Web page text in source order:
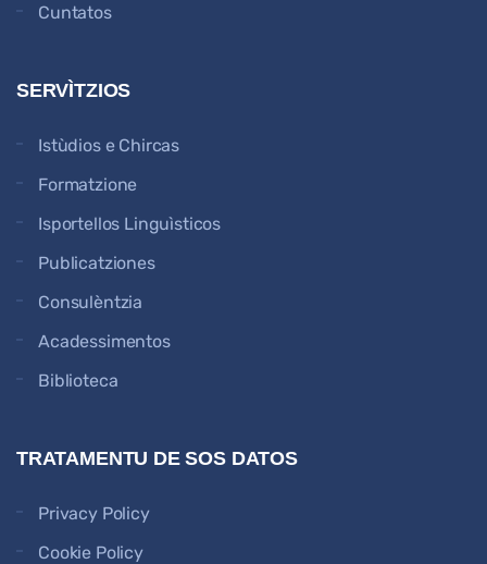
Cuntatos
SERVÌTZIOS
Istùdios e Chircas
Formatzione
Isportellos Linguìsticos
Publicatziones
Consulèntzia
Acadessimentos
Biblioteca
TRATAMENTU DE SOS DATOS
Privacy Policy
Cookie Policy